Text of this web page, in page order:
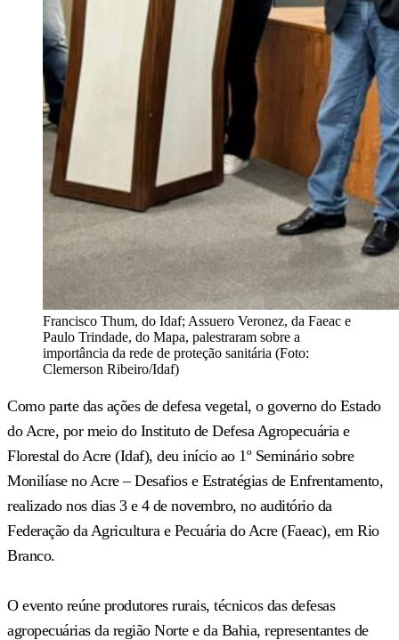
Francisco Thum, do Idaf; Assuero Veronez, da Faeac e
Paulo Trindade, do Mapa, palestraram sobre a
importância da rede de proteção sanitária (Foto:
Clemerson Ribeiro/Idaf)
Como parte das ações de defesa vegetal, o governo do Estado
do Acre, por meio do Instituto de Defesa Agropecuária e
Florestal do Acre (Idaf), deu início ao 1º Seminário sobre
Monilíase no Acre – Desafios e Estratégias de Enfrentamento,
realizado nos dias 3 e 4 de novembro, no auditório da
Federação da Agricultura e Pecuária do Acre (Faeac), em Rio
Branco.
O evento reúne produtores rurais, técnicos das defesas
agropecuárias da região Norte e da Bahia, representantes de